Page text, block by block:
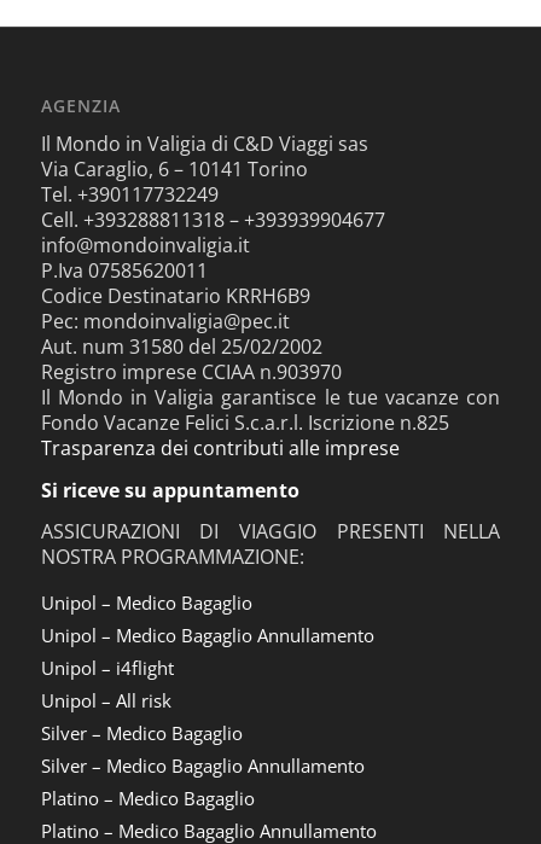
AGENZIA
Il Mondo in Valigia di C&D Viaggi sas
Via Caraglio, 6 – 10141 Torino
Tel. +390117732249
Cell. +393288811318 – +393939904677
info@mondoinvaligia.it
P.Iva 07585620011
Codice Destinatario KRRH6B9
Pec: mondoinvaligia@pec.it
Aut. num 31580 del 25/02/2002
Registro imprese CCIAA n.903970
Il Mondo in Valigia garantisce le tue vacanze con
Fondo Vacanze Felici S.c.a.r.l. Iscrizione n.825
Trasparenza dei contributi alle imprese
Si riceve su appuntamento
ASSICURAZIONI DI VIAGGIO PRESENTI NELLA
NOSTRA PROGRAMMAZIONE:
Unipol – Medico Bagaglio
Unipol – Medico Bagaglio Annullamento
Unipol – i4flight
Unipol – All risk
Silver – Medico Bagaglio
Silver – Medico Bagaglio Annullamento
Platino – Medico Bagaglio
Platino – Medico Bagaglio Annullamento